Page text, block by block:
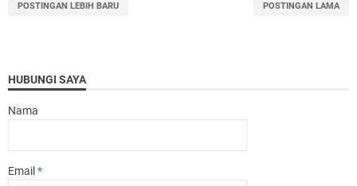
POSTINGAN LEBIH BARU POSTINGAN LAMA
HUBUNGI SAYA
Nama
Email *